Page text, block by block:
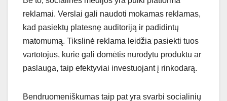
reklamai. Verslai gali naudoti mokamas reklamas,
kad pasiektų platesnę auditoriją ir padidintų
matomumą. Tikslinė reklama leidžia pasiekti tuos
vartotojus, kurie gali domėtis nurodytu produktu ar
paslauga, taip efektyviai investuojant į rinkodarą.
Bendruomeniškumas taip pat yra svarbi socialinių